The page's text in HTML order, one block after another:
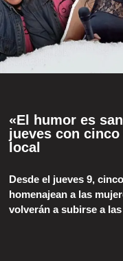
«El humor es
jueves con
local
Desde el jueves 9,
homenajean a las
volverán a subirse a